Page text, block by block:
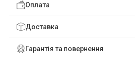
Оплата
Доставка
Гарантія та повернення